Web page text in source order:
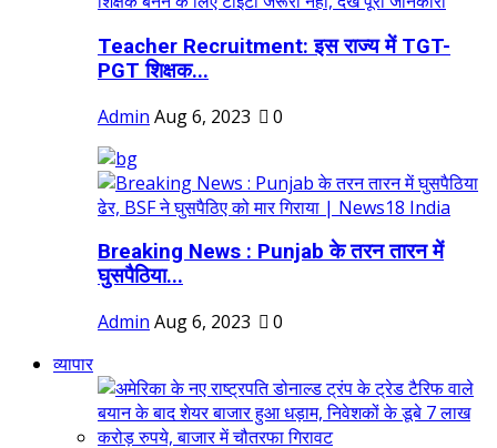
Teacher Recruitment: इस राज्य में TGT-
PGT शिक्षक...
Admin Aug 6, 2023 0
Breaking News : Punjab के तरन तारन में
घुसपैठिया...
Admin Aug 6, 2023
0
व्यापार